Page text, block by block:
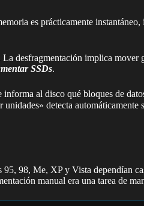
es prácticamente
desfragmentación implica
SSDs.
informa al disco qué bloques de
detecta
98, Me, XP y Vista dependían
manual era una tarea de